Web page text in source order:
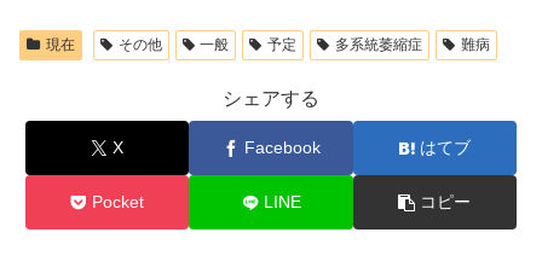
現在 その他 一般 予定 多系統萎縮症 難病
シェアする
X Facebook はてブ
Pocket LINE コピー